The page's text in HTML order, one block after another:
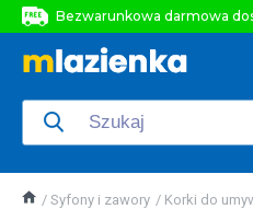
Bezwarunkowa darmowa
Bezwarunkowa darmowa
Syfony i zawory Korki do